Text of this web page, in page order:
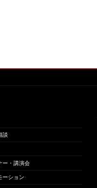
談
ー・講演会
ーション